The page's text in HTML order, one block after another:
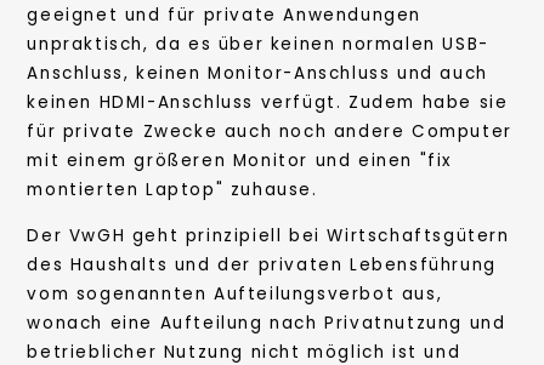
geeignet und für private Anwendungen
unpraktisch, da es über keinen normalen USB-
Anschluss, keinen Monitor-Anschluss und auch
keinen HDMI-Anschluss verfügt. Zudem habe sie
für private Zwecke auch noch andere Computer
mit einem größeren Monitor und einen "fix
montierten Laptop" zuhause.
Der VwGH geht prinzipiell bei Wirtschaftsgütern
des Haushalts und der privaten Lebensführung
vom sogenannten Aufteilungsverbot aus,
wonach eine Aufteilung nach Privatnutzung und
betrieblicher Nutzung nicht möglich ist und